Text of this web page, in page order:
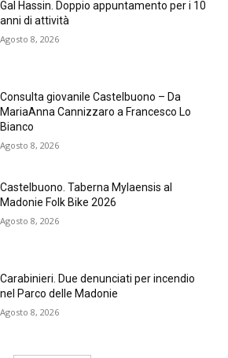
Gal Hassin. Doppio appuntamento per i 10
anni di attività
Agosto 8, 2026
Consulta giovanile Castelbuono – Da
MariaAnna Cannizzaro a Francesco Lo
Bianco
Agosto 8, 2026
Castelbuono. Taberna Mylaensis al
Madonie Folk Bike 2026
Agosto 8, 2026
Carabinieri. Due denunciati per incendio
nel Parco delle Madonie
Agosto 8, 2026